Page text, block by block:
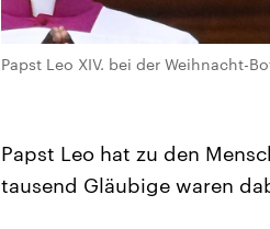
Papst Leo XIV. bei der Weihnacht-
Papst Leo hat zu den
tausend Gläubige waren